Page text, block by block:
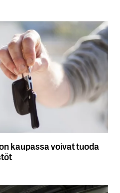
kaupassa voivat tuoda